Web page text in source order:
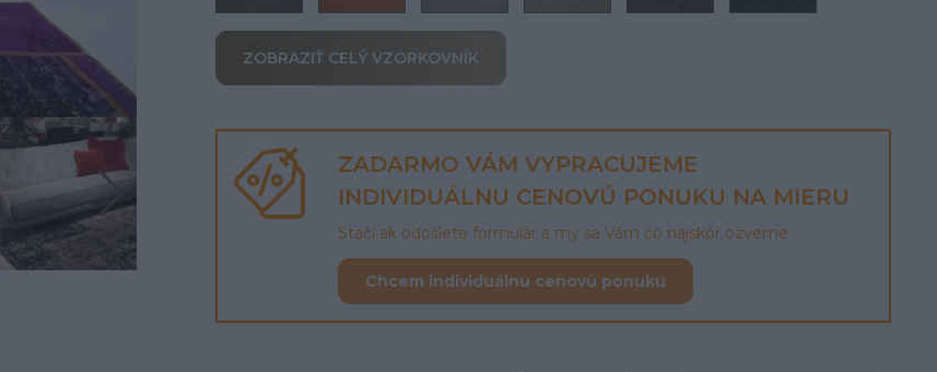
ZOBRAZIŤ CELÝ VZORKOVNÍK
ZADARMO VÁM VYPRACUJEME
INDIVIDUÁLNU CENOVÚ PONUKU NA MIERU
Stačí ak odošlete formulár a my sa Vám čo najskôr ozveme.
Chcem individuálnu cenovú ponuku